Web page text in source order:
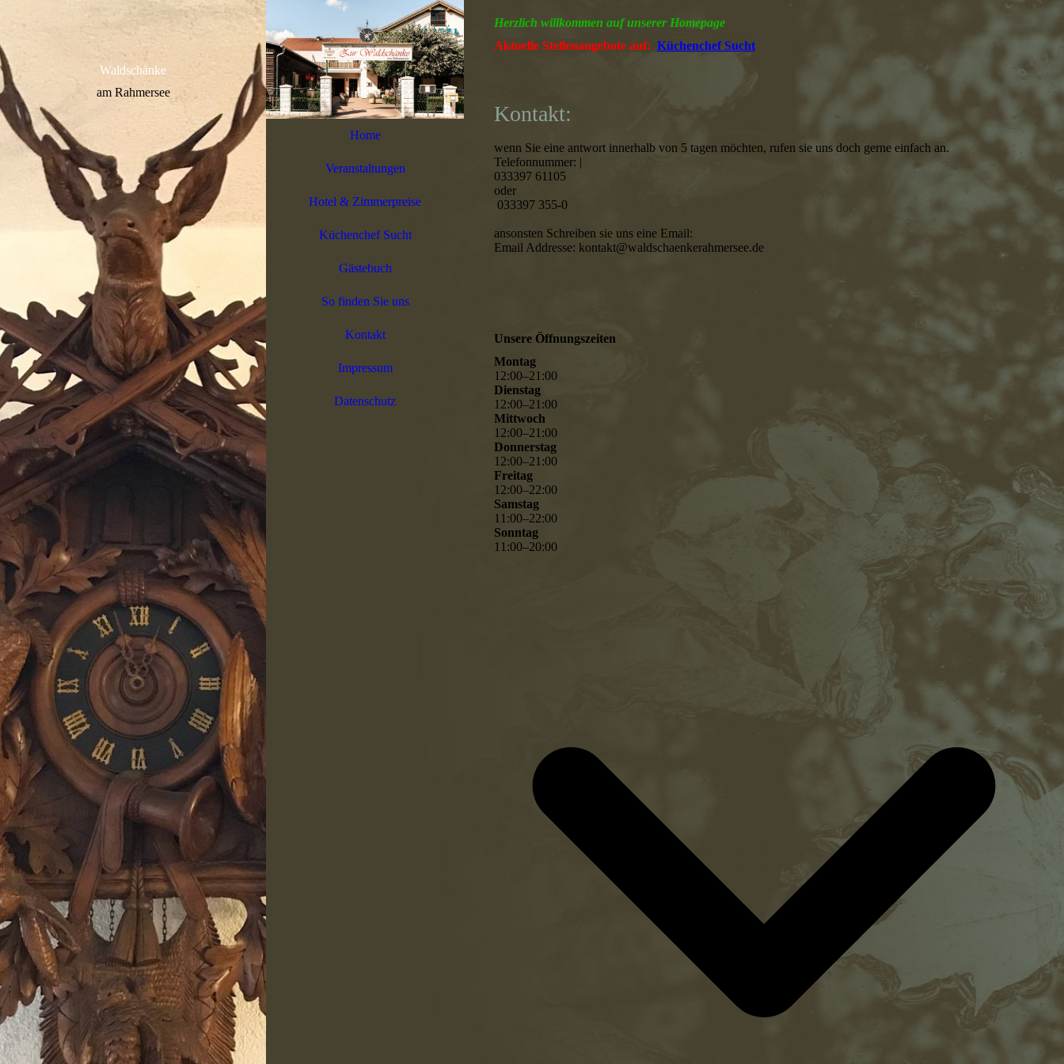
Waldschänke
am Rahmersee
Home
Veranstaltungen
Hotel & Zimmerpreise
Küchenchef Sucht
Gästebuch
So finden Sie uns
Kontakt
Impressum
Datenschutz
Herzlich willkommen auf unserer Homepage
Aktuelle Stellenangebote auf: Küchenchef Sucht
Kontakt:
wenn Sie eine antwort innerhalb von 5 tagen möchten, rufen sie uns doch gerne einfach an.
Telefonnummer: |
033397 61105
oder
033397 355-0
ansonsten Schreiben sie uns eine Email:
Email Addresse: kontakt@waldschaenkerahmersee.de
Unsere Öffnungszeiten
Montag
12:00–21 :00
Dienstag
12:00–21 :00
Mittwoch
12:00–21 :00
Donnerstag
12:00–21 :00
Freitag
12:00–22:00
Samstag
11 :00–22:00
Sonntag
11 :00–20:00